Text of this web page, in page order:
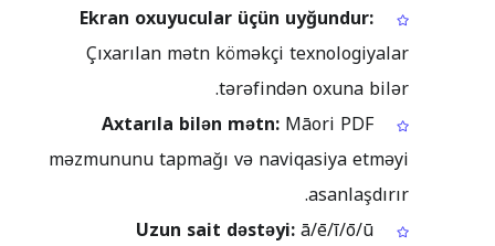
Ekran oxuyucular üçün uyğundur:
Çıxarılan mətn köməkçi texnologiyalar
tərəfindən oxuna bilər.
Axtarıla bilən mətn:Māori PDF
məzmununu tapmağı və naviqasiya etməyi
asanlaşdırır.
Uzun sait dəstəyi:ā/ē/ī/ō/ū